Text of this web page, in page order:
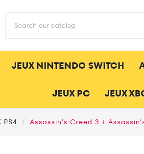
JEUX NINTENDO SWITCH
JEUX PC JEUX
PS4 Assassin’s Creed 3 +